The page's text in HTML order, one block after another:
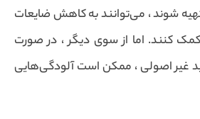
تهیه شوند ، می‌توانند به کاهش ضایعات
کنند. اما از سوی دیگر ، در صورت
غیر اصولی ، ممکن است آلودگی‌هایی